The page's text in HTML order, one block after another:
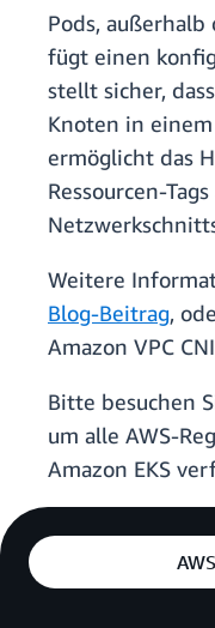
Pods, außerhalb
fügt einen
stellt sicher,
Knoten in
ermöglicht das
Ressourcen-
Weitere
Blog-Beitrag,
Amazon VPC CNI
Bitte besuchen
um alle AWS-
Amazon EKS